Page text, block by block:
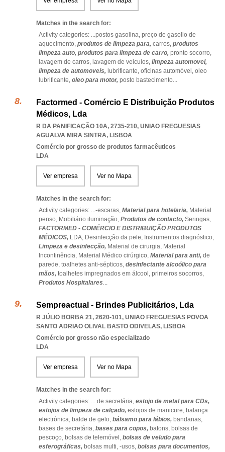
Matches in the search for:
Activity categories: ...postos gasolina, preço de gasolio de
aquecimento, produtos de limpeza para, carros, produtos
limpeza auto, produtos para limpeza de carro, pronto socorro,
lavagem de carros, lavagem de veiculos, limpeza automovel,
limpeza de automoveis, lubrificante, oficinas automóvel, oleo
lubrificante, oleo para motor, posto bastecimento...
Factormed - Comércio E Distribuição Produtos
Médicos, Lda
R DA PANIFICAÇÃO 10A, 2735-210, UNIAO FREGUESIAS
AGUALVA MIRA SINTRA, LISBOA
Comércio por grosso de produtos farmacêuticos
LDA
Ver empresa Ver no Mapa
Matches in the search for:
Activity categories: ...-escaras, Material para hotelaria, Material
penso, Mobiliário iluminação, Produtos de contacto, Seringas,
FACTORMED - COMÉRCIO E DISTRIBUIÇÃO PRODUTOS
MÉDICOS, LDA, Desinfecção da pele, Instrumentos diagnóstico,
Limpeza e desinfecção, Material de cirurgia, Material
Incontinência, Material Médico cirúrgico, Material para anti, de
parede, toalhetes anti-sépticos, desinfectante alcoólico para
mãos, toalhetes impregnados em álcool, primeiros socorros,
Produtos Hospitalares...
Sempreactual - Brindes Publicitários, Lda
R JÚLIO BORBA 21, 2620-101, UNIAO FREGUESIAS POVOA
SANTO ADRIAO OLIVAL BASTO ODIVELAS, LISBOA
Comércio por grosso não especializado
LDA
Ver empresa Ver no Mapa
Matches in the search for:
Activity categories: ... de secretária, estojo de metal para CDs,
estojos de limpeza de calçado, estojos de manicure, balança
electrónica, balde de gelo, bálsamo para lábios, bandanas,
bases de secretária, bases para copos, batons, bolsas de
pescoço, bolsas de telemóvel, bolsas de veludo para
esferográficas, bolsas multi, -usos, bolsas para documentos,